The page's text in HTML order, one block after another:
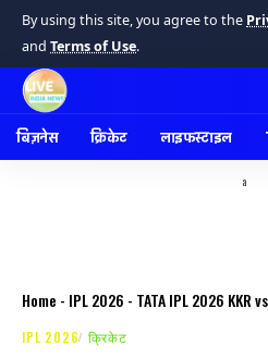
By using this site, you agree to the
and Terms of Use.
बिज़नेस क्रिकेट लाइफस्टाइल
a
Home - IPL 2026 - TATA IPL 2026 KKR vs PBKS: कोलकाता
IPL 2026 क्रिकेट